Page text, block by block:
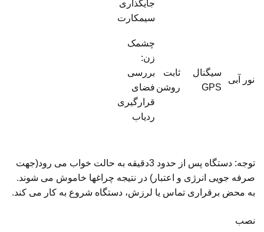
جایگذاری
سیمکارت
نور آبی
سیگنال
GPS
ثابت
روشن
چشمک
زن:
بررسی
فضای
قرارگیری
ردیاب
توجه: دستگاه پس از حدود 3دقیقه به حالت خواب می رود(جهت
صرفه جویی انرژی و اعتبار) در نتیجه چراغها خاموش می شوند.
به محض برقراری تماس یا لرزش، دستگاه شروع به کار می کند.
نصب